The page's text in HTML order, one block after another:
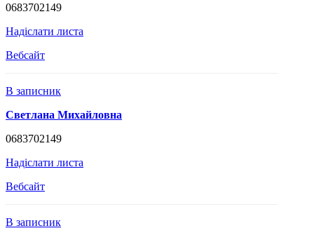
0683702149
Надіслати листа
Вебсайт
В записник
Светлана Михайловна
0683702149
Надіслати листа
Вебсайт
В записник